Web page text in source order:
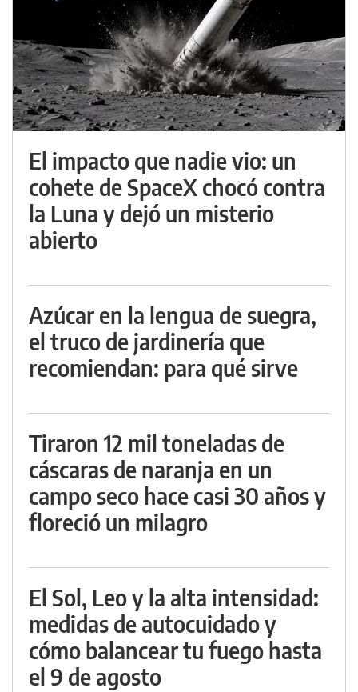
El impacto que nadie vio: un
cohete de SpaceX chocó contra
la Luna y dejó un misterio
abierto
Azúcar en la lengua de suegra,
el truco de jardinería que
recomiendan: para qué sirve
Tiraron 12 mil toneladas de
cáscaras de naranja en un
campo seco hace casi 30 años y
floreció un milagro
El Sol, Leo y la alta intensidad:
medidas de autocuidado y
cómo balancear tu fuego hasta
el 9 de agosto